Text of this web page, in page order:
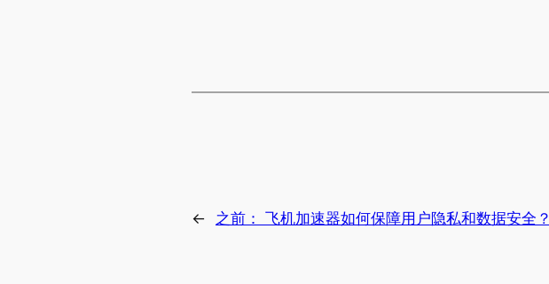
← 之前： 飞机加速器如何保障用户隐私和数据安全？